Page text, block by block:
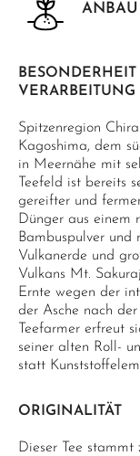
ANBAU
VERARBEITUNG
Spitzenregion
Kagoshima, dem
in Meernähe mit
Teefeld ist bereits
gereifter und
Dünger aus einem
Bambuspulver und
Vulkanerde und
Vulkans Mt.
Ernte wegen der
der Asche nach
Teefarmer erfreut
seiner alten Roll-
statt
ORIGINALITÄT
Dieser Tee stammt